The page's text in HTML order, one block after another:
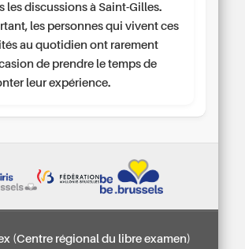
les discussions à Saint-Gilles.
les personnes qui vivent ces
au quotidien ont rarement
de prendre le temps de
leur expérience.
(Centre régional du libre examen)